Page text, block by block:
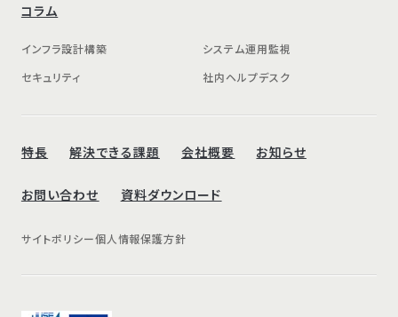
特長 解決できる課題 会社概要 お知らせ
お問い合わせ 資料ダウンロード
コラム
インフラ設計構築
システム運用監視
セキュリティ
社内ヘルプデスク
サイトポリシー個人情報保護方針